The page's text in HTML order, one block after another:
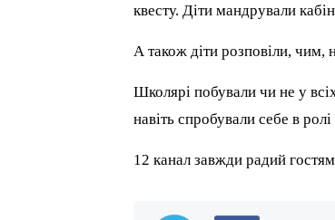
квесту. Діти мандрували
А також діти розповіли, чим,
Школярі побували чи не у
навіть спробували себе в
12 канал завжди радий